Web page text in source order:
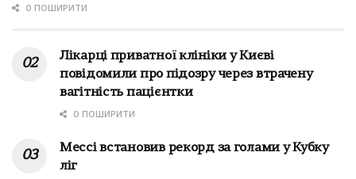
0 ПОШИРИТИ
Лікарці приватної клініки у Києві
повідомили про підозру через втрачену
вагітність пацієнтки
0 ПОШИРИТИ
Мессі встановив рекорд за голами у Кубку
ліг